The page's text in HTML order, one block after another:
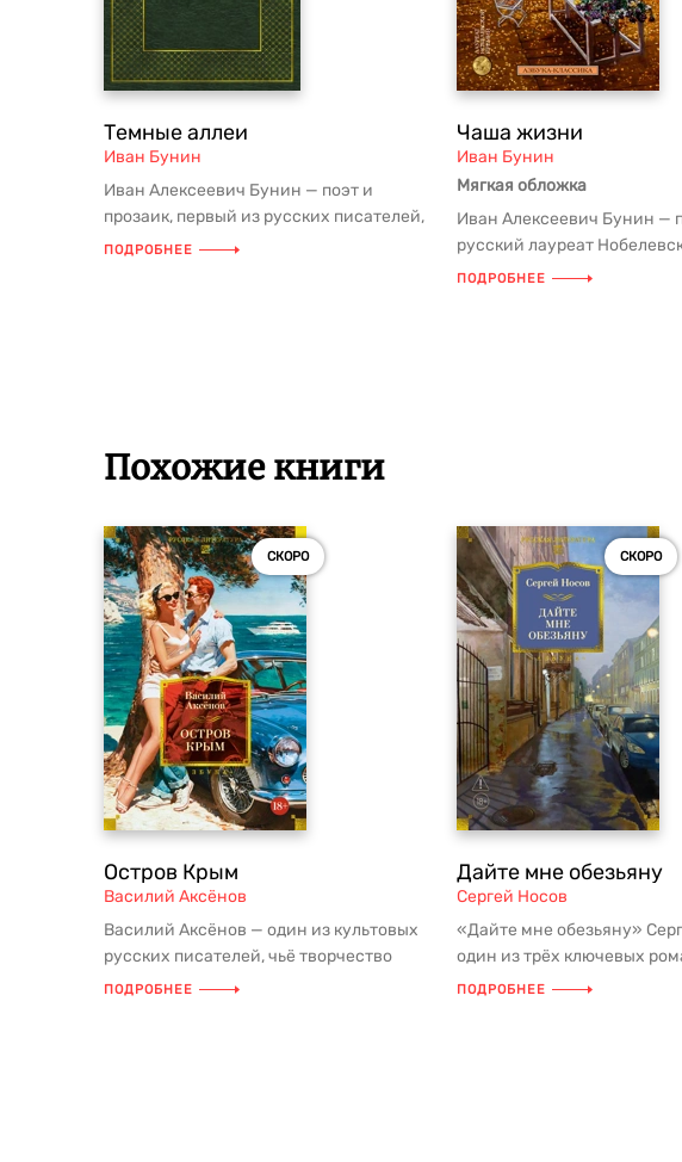
Темные аллеи
Иван Бунин
Иван Алексеевич Бунин — поэт и
прозаик, первый из русских писателей,
удостоенный Нобелевской премии....
ПОДРОБНЕЕ
Чаша жизни
Иван Бунин
Мягкая обложка
Иван Алексеевич Бунин —
русский лауреат
по литературе, поэт и
ПОДРОБНЕЕ
Похожие книги
СКОРО
Остров Крым
Василий Аксёнов
Василий Аксёнов — один из культовых
русских писателей, чьё творчество
стало голосом целого поколения...
ПОДРОБНЕЕ
СКОРО
Дайте мне обезьяну
Сергей Носов
«Дайте мне обезьяну»
один из трёх ключевых
составивших сборник
ПОДРОБНЕЕ